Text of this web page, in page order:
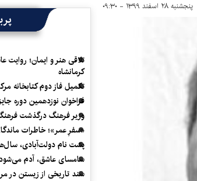
پنجشنبه ۲۸ اسفند ۱۳۹۹ - ۰۹:۳۰
تلاقی هنر و ایمان؛ روایت
کرمانشاه
تکمیل فاز دوم کتابخانه
فراخوان نوزدهمین دوره
وزیر فرهنگ درگذشت
«سفرِ عمر»؛ خاطرات
پشت نام دولت‌آبادی،
سامسای عاشق، آدم می‌شود
سند تاریخی از زیستن در